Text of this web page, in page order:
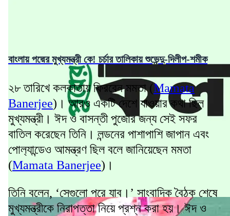
বাংলায় পদ্মের মুখ্যমন্ত্রী কে! চর্চার তালিকায় শুভেন্দু-দিলীপ-শমীক
২৮ তারিখে কলকাতায় ফিরবেন মমতা (Mamata
Banerjee)। আরও একটি দেশে যাওয়ার কথা ছিল
মুখ্যমন্ত্রী। ঈদ ও বাসন্তী পুজোর জন্য সেই সফর
বাতিল করেছেন তিনি। লন্ডনের পাশাপাশি জাপান এবং
পোল‍্যান্ডেও আমন্ত্রণ ছিল বলে জানিয়েছেন মমতা
(Mamata Banerjee)।
তিনি বলেন, ‘সেগুলো পরে যাব।’ সাংবাদিক বৈঠক শেষে
মুখ্যমন্ত্রীকে নিরাপত্তা নিয়ে প্রশ্ন করা হয়। ঈদ ও